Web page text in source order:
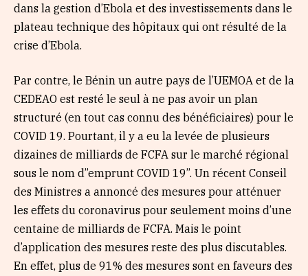
dans la gestion d’Ebola et des investissements dans le
plateau technique des hôpitaux qui ont résulté de la
crise d’Ebola.
Par contre, le Bénin un autre pays de l’UEMOA et de la
CEDEAO est resté le seul à ne pas avoir un plan
structuré (en tout cas connu des bénéficiaires) pour le
COVID 19. Pourtant, il y a eu la levée de plusieurs
dizaines de milliards de FCFA sur le marché régional
sous le nom d’’emprunt COVID 19’’. Un récent Conseil
des Ministres a annoncé des mesures pour atténuer
les effets du coronavirus pour seulement moins d’une
centaine de milliards de FCFA. Mais le point
d’application des mesures reste des plus discutables.
En effet, plus de 91% des mesures sont en faveurs des